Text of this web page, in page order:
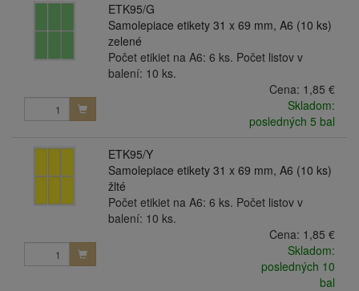
ETK95/G
Samolepiace etikety 31 x 69 mm, A6 (10 ks)
zelené
Počet etikiet na A6: 6 ks. Počet listov v
balení: 10 ks.
Cena: 1,85 €
Skladom:
posledných 5 bal
ETK95/Y
Samolepiace etikety 31 x 69 mm, A6 (10 ks)
žlté
Počet etikiet na A6: 6 ks. Počet listov v
balení: 10 ks.
Cena: 1,85 €
Skladom:
posledných 10
bal